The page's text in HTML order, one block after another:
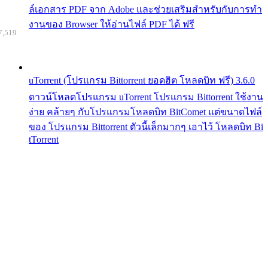
ล์เอกสาร PDF จาก Adobe และช่วยเสริมสำหรับกับการทำ
งานของ Browser ให้อ่านไฟล์ PDF ได้ ฟรี
uTorrent (โปรแกรม Bittorrent ยอดฮิต โหลดบิท ฟรี) 3.6.0
ดาวน์โหลดโปรแกรม uTorrent โปรแกรม Bittorrent ใช้งาน
ง่าย คล้ายๆ กับโปรแกรมโหลดบิท BitComet แต่ขนาดไฟล์
ของ โปรแกรม Bittorrent ตัวนี้เล็กมากๆ เอาไว้ โหลดบิท Bi
tTorrent